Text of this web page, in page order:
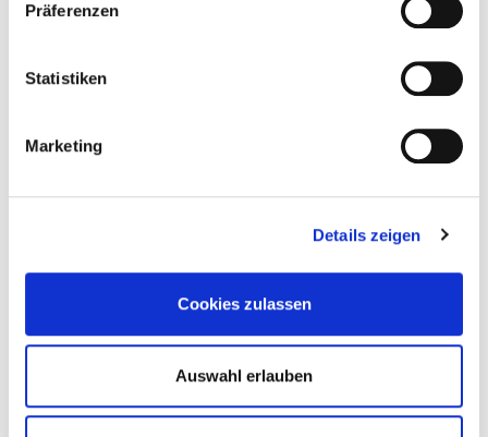
Präferenzen
Statistiken
Marketing
Details zeigen
Cookies zulassen
Auswahl erlauben